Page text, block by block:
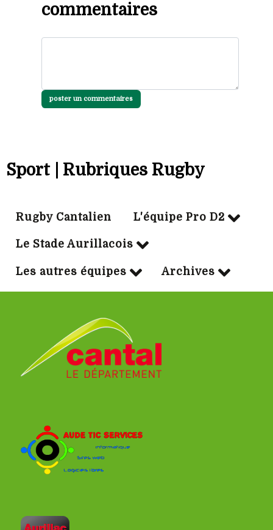
commentaires
poster un commentaires
Sport | Rubriques Rugby
Rugby Cantalien L'équipe Pro D2
Le Stade Aurillacois
Les autres équipes Archives